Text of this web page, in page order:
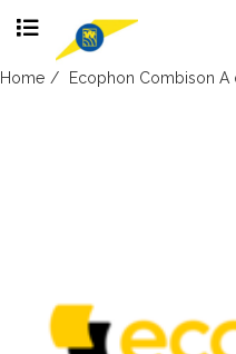
Skip
Home Ecophon Combison